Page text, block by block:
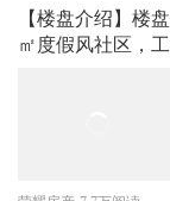
【楼盘介绍】楼
㎡度假风社区，